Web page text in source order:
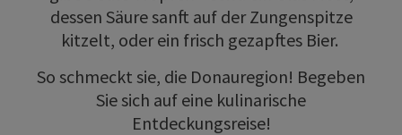
dessen Säure sanft auf der Zungenspitze
kitzelt, oder ein frisch gezapftes Bier.
So schmeckt sie, die Donauregion! Begeben
Sie sich auf eine kulinarische
Entdeckungsreise!